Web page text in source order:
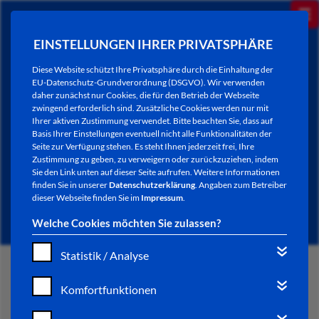
EINSTELLUNGEN IHRER PRIVATSPHÄRE
Diese Website schützt Ihre Privatsphäre durch die Einhaltung der
EU-Datenschutz-Grundverordnung (DSGVO). Wir verwenden
daher zunächst nur Cookies, die für den Betrieb der Webseite
zwingend erforderlich sind. Zusätzliche Cookies werden nur mit
Ihrer aktiven Zustimmung verwendet. Bitte beachten Sie, dass auf
Basis Ihrer Einstellungen eventuell nicht alle Funktionalitäten der
Seite zur Verfügung stehen. Es steht Ihnen jederzeit frei, Ihre
Zustimmung zu geben, zu verweigern oder zurückzuziehen, indem
Sie den Link unten auf dieser Seite aufrufen. Weitere Informationen
finden Sie in unsererDatenschutzerklärung. Angaben zum Betreiber
dieser Webseite finden Sie im Impressum.
Welche Cookies möchten Sie zulassen?
Statistik / Analyse
Komfortfunktionen
NEWSLETTER / CITY LETTER
START